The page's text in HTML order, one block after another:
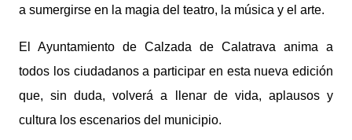
a sumergirse en la magia del teatro, la música y el arte.
El Ayuntamiento de Calzada de Calatrava anima a
todos los ciudadanos a participar en esta nueva edición
que, sin duda, volverá a llenar de vida, aplausos y
cultura los escenarios del municipio.